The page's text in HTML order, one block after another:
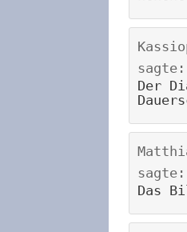
sagte:
Der
sagte:
Das